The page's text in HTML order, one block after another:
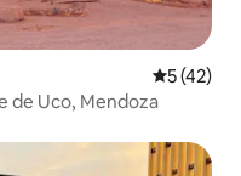
5 (42)
de Uco, Mendoza